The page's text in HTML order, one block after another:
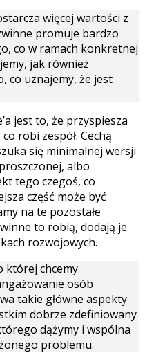
więcej wartości z
promuje bardzo
co w ramach konkretnej
jak również
co uznajemy, że jest
jest to, że przyspiesza
robi zespół. Cechą
się minimalnej wersji
albo
tego czegoś, co
część może być
na te pozostałe
to robią, dodają je
rozwojowych.
której chcemy
osób
takie główne aspekty
dobrze zdefiniowany
dążymy i wspólna
problemu.